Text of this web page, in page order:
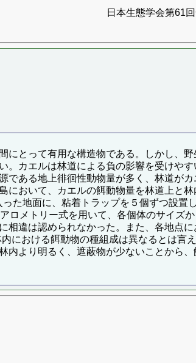
日本生態学会第61
とって有用な構造物である。しかし、
カエルは林道による負の影響を受けや
である地上徘徊性動物量が多く、林道が
おいて、カエルの餌動物量を林道上と
た地面に、粘着トラップを５個ずつ設置
ロメトリー式を用いて、各個体のサイズ
違は認められなかった。また、各地点
における餌動物の種組成は異なるとは言
内より明るく、遮蔽物が少ないことから